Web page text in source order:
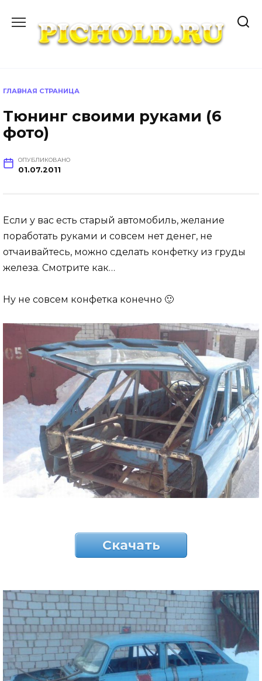
содержанию
ГЛАВНАЯ СТРАНИЦА
Тюнинг своими руками (6
фото)
ОПУБЛИКОВАНО
01.07.2011
Если у вас есть старый автомобиль, желание
поработать руками и совсем нет денег, не
отчаивайтесь, можно сделать конфетку из груды
железа. Смотрите как…
Ну не совсем конфетка конечно 🙂
Скачать